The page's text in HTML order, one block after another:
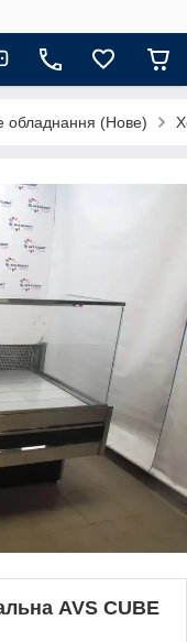
обладнання (Нове)
AVS CUBE